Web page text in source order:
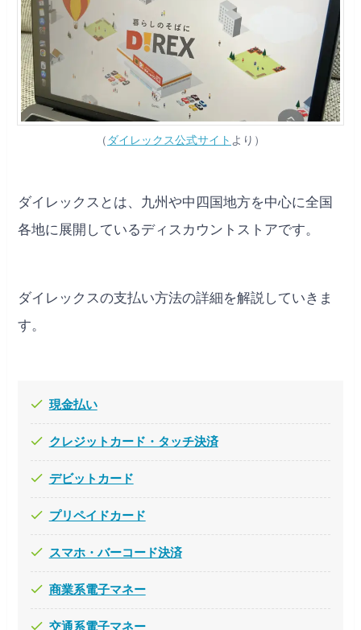
（ ダイレックス公式サイト より）
ダイレックスとは、九州や中四国地方を中心に全国
各地に展開しているディスカウントストアです。
ダイレックスの支払い方法の詳細を解説していきま
す。
現金払い
クレジットカード・タッチ決済
デビットカード
プリペイドカード
スマホ・バーコード決済
商業系電子マネー
交通系電子マネー